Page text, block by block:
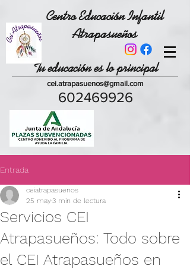
Centro Educación Infantil
Atrapasueños
Tu educación es lo principal
cei.atrapasuenos@gmail.com
602469926
Entrada
Servicios CEI
Atrapasueños: Todo sobre
el CEI Atrapasueños en
ceiatrapasuenos
25 may3 min de lectura